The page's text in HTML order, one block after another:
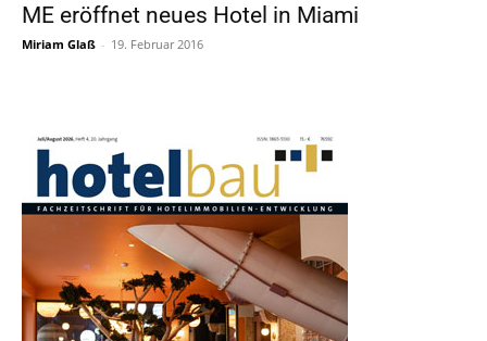
ME eröffnet neues Hotel in Miami
Miriam Glaß - 19. Februar 2016